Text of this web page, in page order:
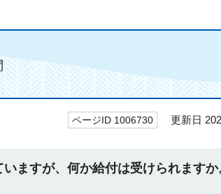
ページID 1006730 更新日
ますが、何か給付は受けられます